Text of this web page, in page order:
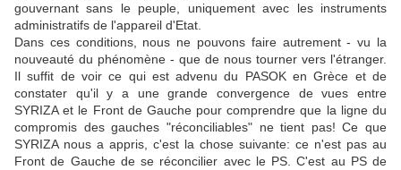
gouvernant sans le peuple, uniquement avec les instruments
administratifs de l'appareil d'Etat.
Dans ces conditions, nous ne pouvons faire autrement - vu la
nouveauté du phénomène - que de nous tourner vers l'étranger.
Il suffit de voir ce qui est advenu du PASOK en Grèce et de
constater qu'il y a une grande convergence de vues entre
SYRIZA et le Front de Gauche pour comprendre que la ligne du
compromis des gauches "réconciliables" ne tient pas! Ce que
SYRIZA nous a appris, c'est la chose suivante: ce n'est pas au
Front de Gauche de se réconcilier avec le PS. C'est au PS de